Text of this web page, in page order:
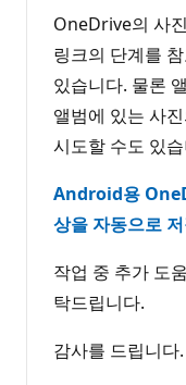
OneDrive의 사
링크의 단계를
있습니다. 물론
앨범에 있는 사
시도할 수도 있
Android용
상을 자동으로
작업 중 추가 도
탁드립니다.
감사를 드립니다.